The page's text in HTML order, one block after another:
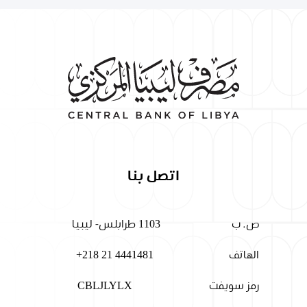
اتصل بنا
ص. ب 1103 طرابلس- ليبيا
الهاتف +218 21 4441481
رمز سويفت CBLJLYLX